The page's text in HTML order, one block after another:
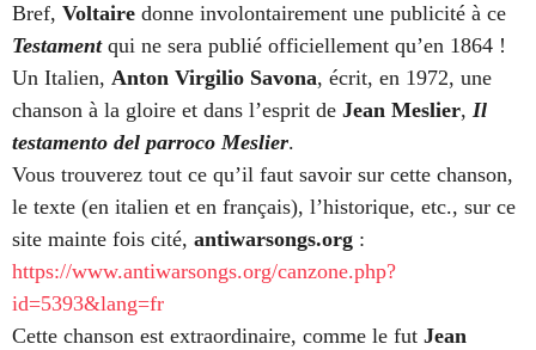
Bref, Voltaire donne involontairement une publicité à ce
Testamentqui ne sera publié officiellement qu’en 1864 !
Un Italien, Anton Virgilio Savona, écrit, en 1972, une
chanson à la gloire et dans l’esprit de Jean Meslier, Il
testamento del parroco Meslier.
Vous trouverez tout ce qu’il faut savoir sur cette chanson,
le texte (en italien et en français), l’historique, etc., sur ce
site mainte fois cité, antiwarsongs.org :
https://www.antiwarsongs.org/canzone.php?
id=5393&lang=fr
Cette chanson est extraordinaire, comme le fut Jean